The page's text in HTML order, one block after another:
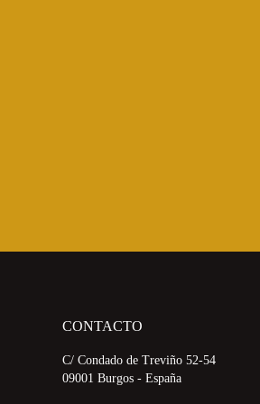
CONTACTO
C/ Condado de Treviño 52-54
09001 Burgos - España